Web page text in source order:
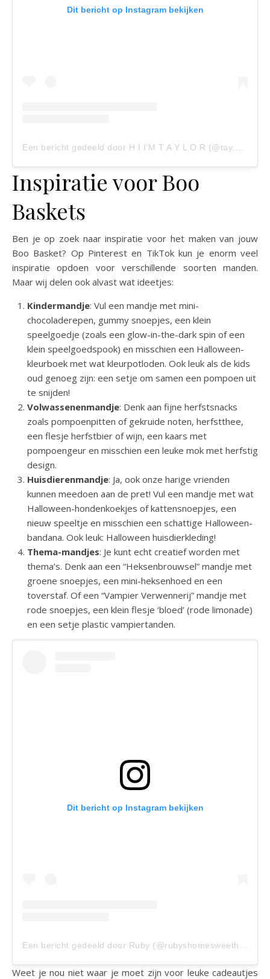
Dit bericht op Instagram bekijken
Inspiratie voor Boo
Baskets
Ben je op zoek naar inspiratie voor het maken van jouw
Boo Basket? Op Pinterest en TikTok kun je enorm veel
inspiratie opdoen voor verschillende soorten manden.
Maar wij delen ook alvast wat ideetjes:
Kindermandje: Vul een mandje met mini-
chocoladerepen, gummy snoepjes, een klein
speelgoedje (zoals een glow-in-the-dark spin of een
klein speelgoedspook) en misschien een Halloween-
kleurboek met wat kleurpotloden. Ook leuk als de kids
oud genoeg zijn: een setje om samen een pompoen uit
te snijden!
Volwassenenmandje: Denk aan fijne herfstsnacks
zoals pompoenpitten of gekruide noten, herfstthee,
een flesje herfstbier of wijn, een kaars met
pompoengeur en misschien een leuke mok met herfstig
design.
Huisdierenmandje: Ja, ook onze harige vrienden
kunnen meedoen aan de pret! Vul een mandje met wat
Halloween-hondenkoekjes of kattensnoepjes, een
nieuw speeltje en misschien een schattige Halloween-
bandana. Ook leuk: Halloween huisdierkleding!
Thema-mandjes: Je kunt echt creatief worden met
thema’s. Denk aan een “Heksenbrouwsel” mandje met
groene snoepjes, een mini-heksenhoed en een
toverstaf. Of een “Vampier Verwennerij” mandje met
rode snoepjes, een klein flesje ‘bloed’ (rode limonade)
en een setje plastic vampiertanden.
Dit bericht op Instagram bekijken
Weet je nou niet waar je moet zijn voor leuke cadeautjes